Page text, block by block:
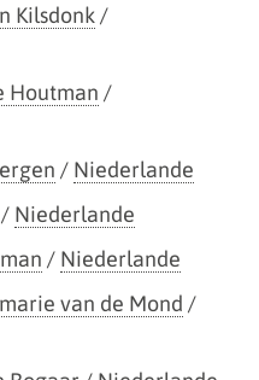
Kilsdonk /
Houtman /
/ Niederlande
/ Niederlande
/ Niederlande
van de Mond /